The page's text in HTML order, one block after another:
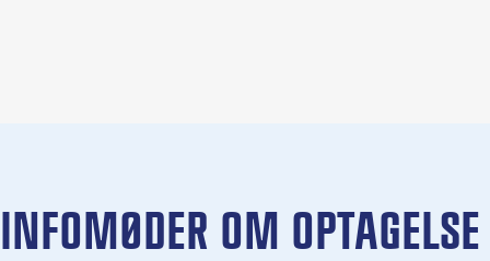
IN­FO­MØ­DER OM OP­TA­GEL­SE